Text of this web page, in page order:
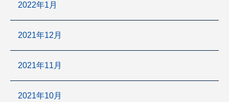
2022年1月
2021年12月
2021年11月
2021年10月